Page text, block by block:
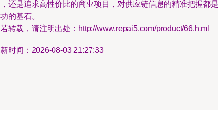
还是追求高性价比的商业项目，对供应链信息的精准把握都是
的基石。
转载，请注明出处：http://www.repai5.com/product/66.html
时间：2026-08-03 21:27:33